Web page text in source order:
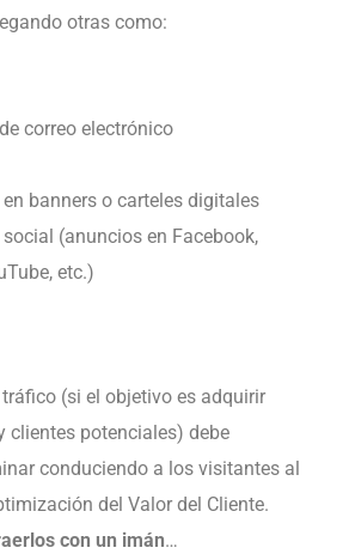
otras como:
correo electrónico
banners o carteles digitales
(anuncios en Facebook,
etc.)
(si el objetivo es adquirir
clientes potenciales) debe
conduciendo a los visitantes al
del Valor del Cliente.
con un imán…